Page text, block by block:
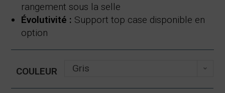
rangement sous la selle
Évolutivité : Support top case disponible en
option
COULEUR Gris